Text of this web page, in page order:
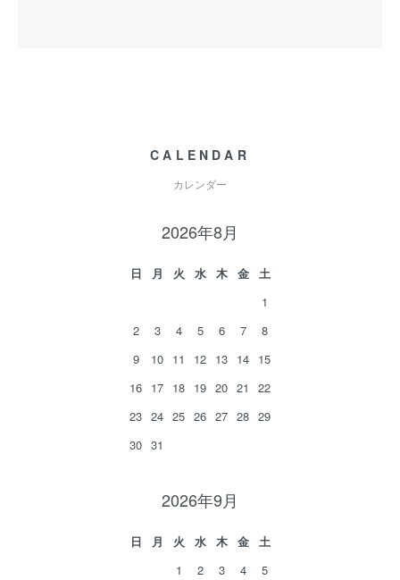
CALENDAR
カレンダー
2026年8月
日 月 火 水 木 金
土
1
2
3 4 5 6 7
8
9
10 11 12 13 14 15
16 17 18 19 20 21
22
23 24 25 26 27 28 29
30 31
2026年9月
日 月 火 水 木 金
土
1
2 3 4
5